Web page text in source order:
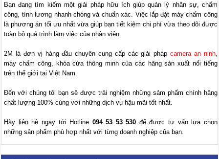
Bạn đang tìm kiếm một giải pháp hữu ích giúp quản lý nhân sự, chấm
công, tính lương nhanh chóng và chuẩn xác. Việc lắp đặt máy chấm công
là phương án tối ưu nhất vừa giúp bạn tiết kiệm chi phí vừa theo dõi được
toàn bộ quá trình làm việc của nhân viên.
2M là đơn vị hàng đầu chuyên cung cấp các giải phápcamera an ninh,
máy chấm công, khóa cửa thông minh của các hãng sản xuất nổi tiếng
trên thế giới tại Việt Nam.
Đến với chúng tôi bạn sẽ được trải nghiệm những sảm phẩm chính hãng
chất lượng 100% cùng với những dịch vụ hậu mãi tốt nhất.
Hãy liên hệ ngay tới Hotline 094 53 53 530 để được tư vấn lựa chọn
những sản phẩm phù hợp nhất với từng doanh nghiệp của bạn.